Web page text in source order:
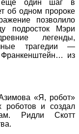
еще один шаг в
об одном пророке
позволило
подросток Мэри
легенды,
трагедии —
Франкенштейн… из
«Я, робот»
и создал
Ридли Скотт